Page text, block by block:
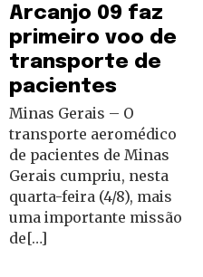
Arcanjo 09 faz
primeiro voo de
transporte de
pacientes
Minas Gerais – O
transporte aeromédico
de pacientes de Minas
Gerais cumpriu, nesta
quarta-feira (4/8), mais
uma importante missão
de[…]